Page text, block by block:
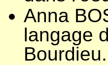
Anna
langage
Bourdieu.